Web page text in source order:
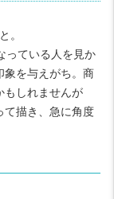
。
っている人を見か
象を与えがち。商
もしれませんが
て描き、急に角度